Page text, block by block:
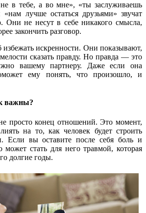
в тебе, а во мне», «ты заслуживаешь
лучше остаться друзьями» звучат
Они не несут в себе никакого смысла,
закончить разговор.
искренности. Они показывают,
сказать правду. Но правда — это
вашему партнеру. Даже если она
ему понять, что произошло, и
важны?
просто конец отношений. Это момент,
на то, как человек будет строить
Если вы оставите после себя боль и
может стать для него травмой, которая
долгие годы.